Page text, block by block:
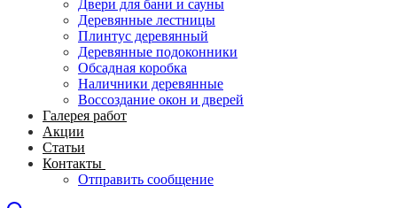
Двери для бани и сауны
Деревянные лестницы
Плинтус деревянный
Деревянные подоконники
Обсадная коробка
Наличники деревянные
Воссоздание окон и дверей
Галерея работ
Акции
Статьи
Контакты
Отправить сообщение